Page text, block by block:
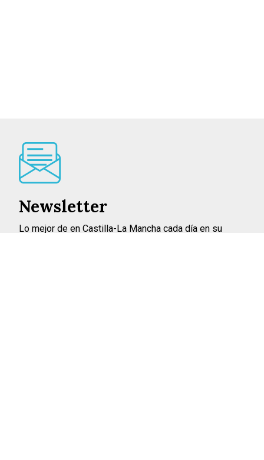
Newsletter
Lo mejor de en Castilla-La Mancha cada día en su